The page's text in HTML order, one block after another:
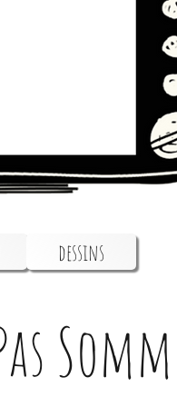
dessins